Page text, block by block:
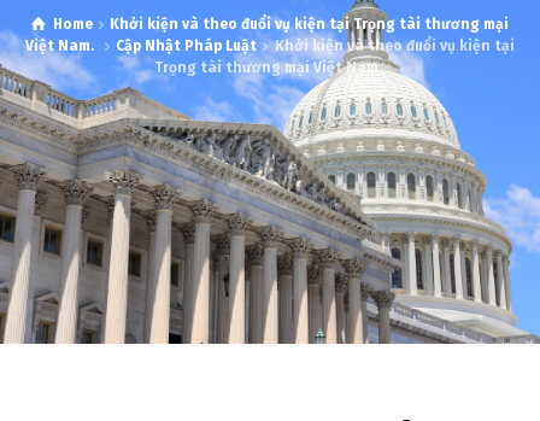
Home
Khởi kiện và theo đuổi vụ kiện tại Trọng tài thương mại
Việt Nam.
Cập Nhật Pháp Luật
Khởi kiện và theo đuổi vụ kiện tại
Trọng tài thương mại Việt Nam.